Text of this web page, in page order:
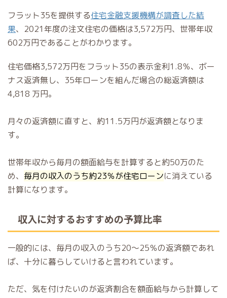
フラット35を提供する住宅金融支援機構が調査した結
果、2021年度の注文住宅の価格は3,572万円、世帯年収
602万円であることがわかります。
住宅価格3,572万円をフラット35の表示金利1.8％、ボー
ナス返済無し、35年ローンを組んだ場合の総返済額は
4,818 万円。
月々の返済額に直すと、約11.5万円が返済額となりま
す。
世帯年収から毎月の額面給与を計算すると約50万のた
め、 毎月の収入のうち約23％が住宅ローンに消えている
計算になります。
収入に対するおすすめの予算比率
一般的には、毎月の収入のうち20～25％の返済額であれ
ば、十分に暮らしていけると言われています。
ただ、気を付けたいのが返済割合を額面給与から計算して